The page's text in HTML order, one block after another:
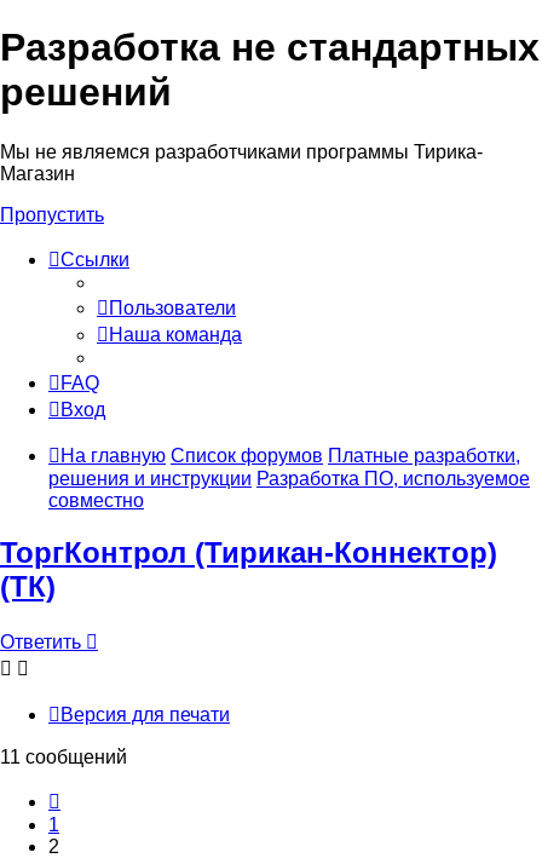
Разработка не стандартных
решений
Мы не являемся разработчиками программы Тирика-
Магазин
Пропустить
Ссылки
Пользователи
Наша команда
FAQ
Вход
На главную Список форумов Платные разработки,
решения и инструкции Разработка ПО, используемое
совместно
ТоргКонтрол (Тирикан-Коннектор)
(ТК)
Ответить
Версия для печати
11 сообщений
1
2